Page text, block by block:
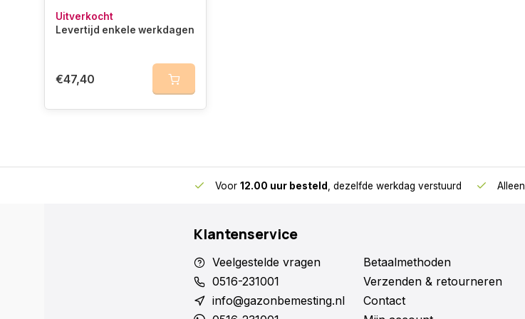
Uitverkocht
Levertijd enkele werkdagen
€47,40
Voor 12.00 uur besteld , dezelfde werkdag verstuurd Alleen
Klantenservice
Veelgestelde vragen
0516-231001
info@gazonbemesting.nl
Betaalmethoden
Verzenden & retourneren
Contact